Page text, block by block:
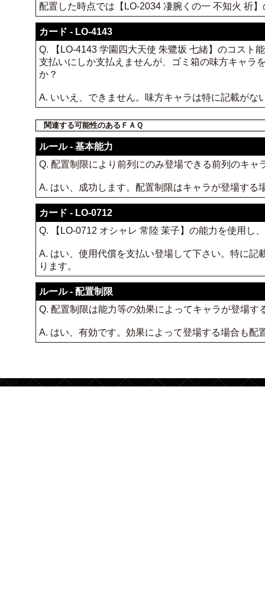
配置した時点では【LO-2034 凄腕くの一 不知火 祈
カード - LO-4143
Q. 【LO-4143 学園四大天使 朱鷺坂 七緒】のコスト
支払いにしか支払えませんが、ゴミ箱の味方キャラ
か？
A. いいえ、できません。味方キャラは特に記載が
関連する可能性のあるＦＡＱ
ルール - 基本能力
Q. 配置制限により前列にのみ登場できる前列のキ
A. はい、成功します。配置制限はキャラが登場す
カード - LO-0712
Q. 【LO-0712 オシャレ 常陸 茉子】の能力を使用し
A. はい、使用代償を支払い登場して下さい。特に
ります。
ルール - 配置制限
Q. 配置制限は能力等の効果によってキャラが登場す
A. はい、有効です。効果によって登場する場合も
footer